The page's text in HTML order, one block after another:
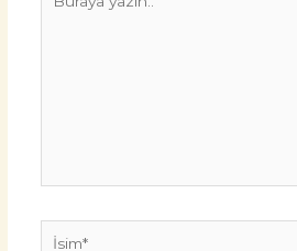
yazın..